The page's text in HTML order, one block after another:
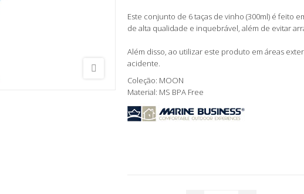
Este conjunto de 6 taças de vinho (300ml) é feito
de alta qualidade e inquebrável, além de evitar
Além disso, ao utilizar este produto em áreas
acidente.
Coleção: MOON
Material: MS BPA Free